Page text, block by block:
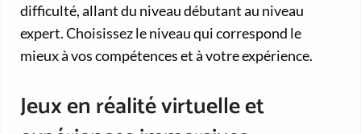
difficulté, allant du niveau débutant au niveau
expert. Choisissez le niveau qui correspond le
mieux à vos compétences et à votre expérience.
Jeux en réalité virtuelle et